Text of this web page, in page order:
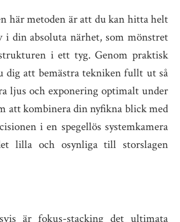
här metoden är att du kan hitta helt
i din absoluta närhet, som mönstret
i ett tyg. Genom praktisk
dig att bemästra tekniken fullt ut så
ljus och exponering optimalt under
att kombinera din nyfikna blick med
i en spegellös systemkamera
lilla och osynliga till storslagen
är fokus-stacking det ultimata